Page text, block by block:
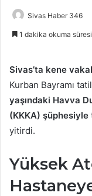
Sivas Haber 346
1 dakika okuma süresi
Sivas’ta kene
Kurban Bayramı
yaşındaki Havva
(KKKA) şüphesiyle
yitirdi.
Yüksek